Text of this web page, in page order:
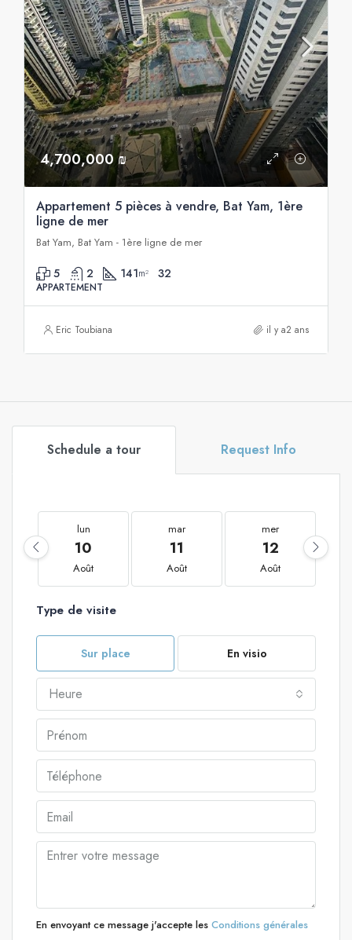
4,700,000 ₪
Appartement 5 pièces à vendre, Bat Yam, 1ère
ligne de mer
Bat Yam, Bat Yam - 1ère ligne de mer
5 2 141m² 32
APPARTEMENT
Eric Toubiana il y a2 ans
Schedule a tour Request Info
lun
10
Août
mar
11
Août
mer
12
Août
Type de visite
Sur place En visio
Heure
En envoyant ce message j'accepte les Conditions générales